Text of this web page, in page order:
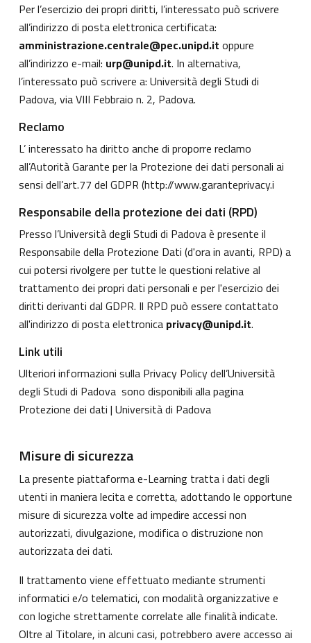
Per l’esercizio dei propri diritti, l’interessato può scrivere
all’indirizzo di posta elettronica certificata:
amministrazione.centrale@pec.unipd.it oppure
all’indirizzo e-mail: urp@unipd.it. In alternativa,
l’interessato può scrivere a: Università degli Studi di
Padova, via VIII Febbraio n. 2, Padova.
Reclamo
L’ interessato ha diritto anche di proporre reclamo
all’Autorità Garante per la Protezione dei dati personali ai
sensi dell’art.77 del GDPR (http://www.garanteprivacy.i
Responsabile della protezione dei dati (RPD)
Presso l’Università degli Studi di Padova è presente il
Responsabile della Protezione Dati (d'ora in avanti, RPD) a
cui potersi rivolgere per tutte le questioni relative al
trattamento dei propri dati personali e per l'esercizio dei
diritti derivanti dal GDPR. Il RPD può essere contattato
all'indirizzo di posta elettronica privacy@unipd.it.
Link utili
Ulteriori informazioni sulla Privacy Policy dell’Università
degli Studi di Padova sono disponibili alla pagina
Protezione dei dati | Università di Padova
Misure di sicurezza
La presente piattaforma e-Learning tratta i dati degli
utenti in maniera lecita e corretta, adottando le opportune
misure di sicurezza volte ad impedire accessi non
autorizzati, divulgazione, modifica o distruzione non
autorizzata dei dati.
Il trattamento viene effettuato mediante strumenti
informatici e/o telematici, con modalità organizzative e
con logiche strettamente correlate alle finalità indicate.
Oltre al Titolare, in alcuni casi, potrebbero avere accesso ai